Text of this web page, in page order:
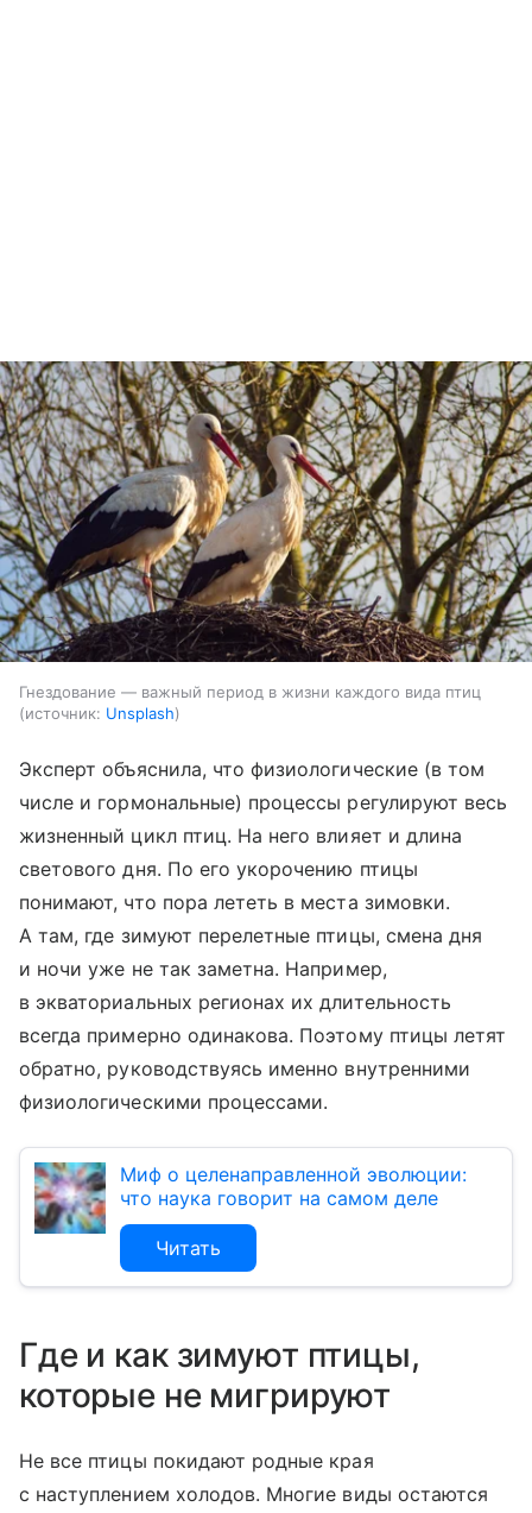
Гнездование — важный период в жизни каждого вида птиц
источник: Unsplash
Эксперт объяснила, что физиологические (в том
числе и гормональные) процессы регулируют весь
жизненный цикл птиц. На него влияет и длина
светового дня. По его укорочению птицы
понимают, что пора лететь в места зимовки.
А там, где зимуют перелетные птицы, смена дня
и ночи уже не так заметна. Например,
в экваториальных регионах их длительность
всегда примерно одинакова. Поэтому птицы летят
обратно, руководствуясь именно внутренними
физиологическими процессами.
Миф о целенаправленной эволюции:
что наука говорит на самом деле
Читать
Где и как зимуют птицы,
которые не мигрируют
Не все птицы покидают родные края
с наступлением холодов. Многие виды остаются